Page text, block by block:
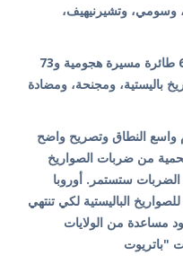
وسومي، وتشيرنيهيف،
وإجمالاً، أطلقت روسيا خلال الليل 656 طائرة مسيرة هجومية و73
باليستية، ومجنحة، ومضادة
واسع النطاق وتصريح واضح
من ضربات الصواريخ
الضربات ستستمر. أوروبا
الباليستية لكي تنتهي
مساعدة من الولايات